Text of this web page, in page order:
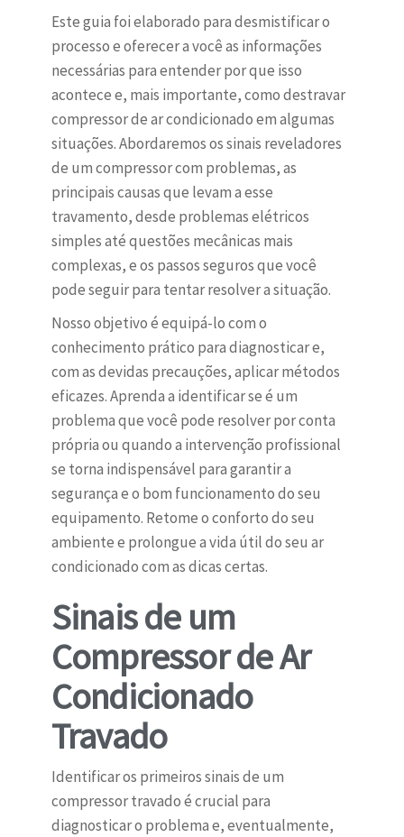
Este guia foi elaborado para desmistificar o
processo e oferecer a você as informações
necessárias para entender por que isso
acontece e, mais importante, como destravar
compressor de ar condicionado em algumas
situações. Abordaremos os sinais reveladores
de um compressor com problemas, as
principais causas que levam a esse
travamento, desde problemas elétricos
simples até questões mecânicas mais
complexas, e os passos seguros que você
pode seguir para tentar resolver a situação.
Nosso objetivo é equipá-lo com o
conhecimento prático para diagnosticar e,
com as devidas precauções, aplicar métodos
eficazes. Aprenda a identificar se é um
problema que você pode resolver por conta
própria ou quando a intervenção profissional
se torna indispensável para garantir a
segurança e o bom funcionamento do seu
equipamento. Retome o conforto do seu
ambiente e prolongue a vida útil do seu ar
condicionado com as dicas certas.
Sinais de um
Compressor de Ar
Condicionado
Travado
Identificar os primeiros sinais de um
compressor travado é crucial para
diagnosticar o problema e, eventualmente,